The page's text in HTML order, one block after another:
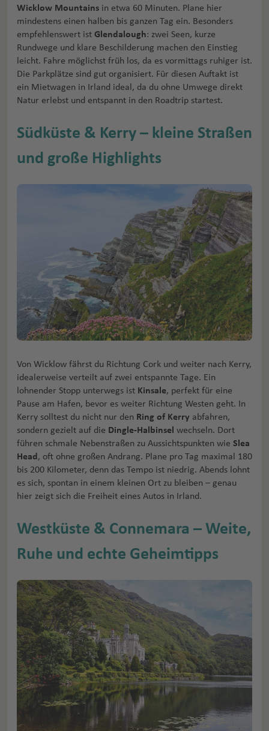
Wicklow Mountains in etwa 60 Minuten. Plane hier
mindestens einen halben bis ganzen Tag ein. Besonders
empfehlenswert ist Glendalough: zwei Seen, kurze
Rundwege und klare Beschilderung machen den Einstieg
leicht. Fahre möglichst früh los, da es vormittags ruhiger ist.
Die Parkplätze sind gut organisiert. Für diesen Auftakt ist
ein Mietwagen in Irland ideal, da du ohne Umwege direkt
Natur erlebst und entspannt in den Roadtrip startest.
Südküste & Kerry – kleine Straßen
und große Highlights
Von Wicklow fährst du Richtung Cork und weiter nach Kerry,
idealerweise verteilt auf zwei entspannte Tage. Ein
lohnender Stopp unterwegs ist Kinsale, perfekt für eine
Pause am Hafen, bevor es weiter Richtung Westen geht. In
Kerry solltest du nicht nur den Ring of Kerry abfahren,
sondern gezielt auf die Dingle-Halbinsel wechseln. Dort
führen schmale Nebenstraßen zu Aussichtspunkten wie Slea
Head , oft ohne großen Andrang. Plane pro Tag maximal 180
bis 200 Kilometer, denn das Tempo ist niedrig. Abends lohnt
es sich, spontan in einem kleinen Ort zu bleiben – genau
hier zeigt sich die Freiheit eines Autos in Irland.
Westküste & Connemara – Weite,
Ruhe und echte Geheimtipps